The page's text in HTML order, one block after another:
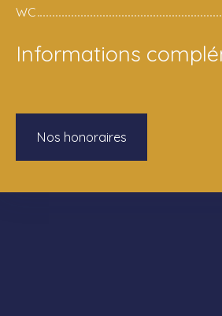
WC
Informations
Nos honoraires